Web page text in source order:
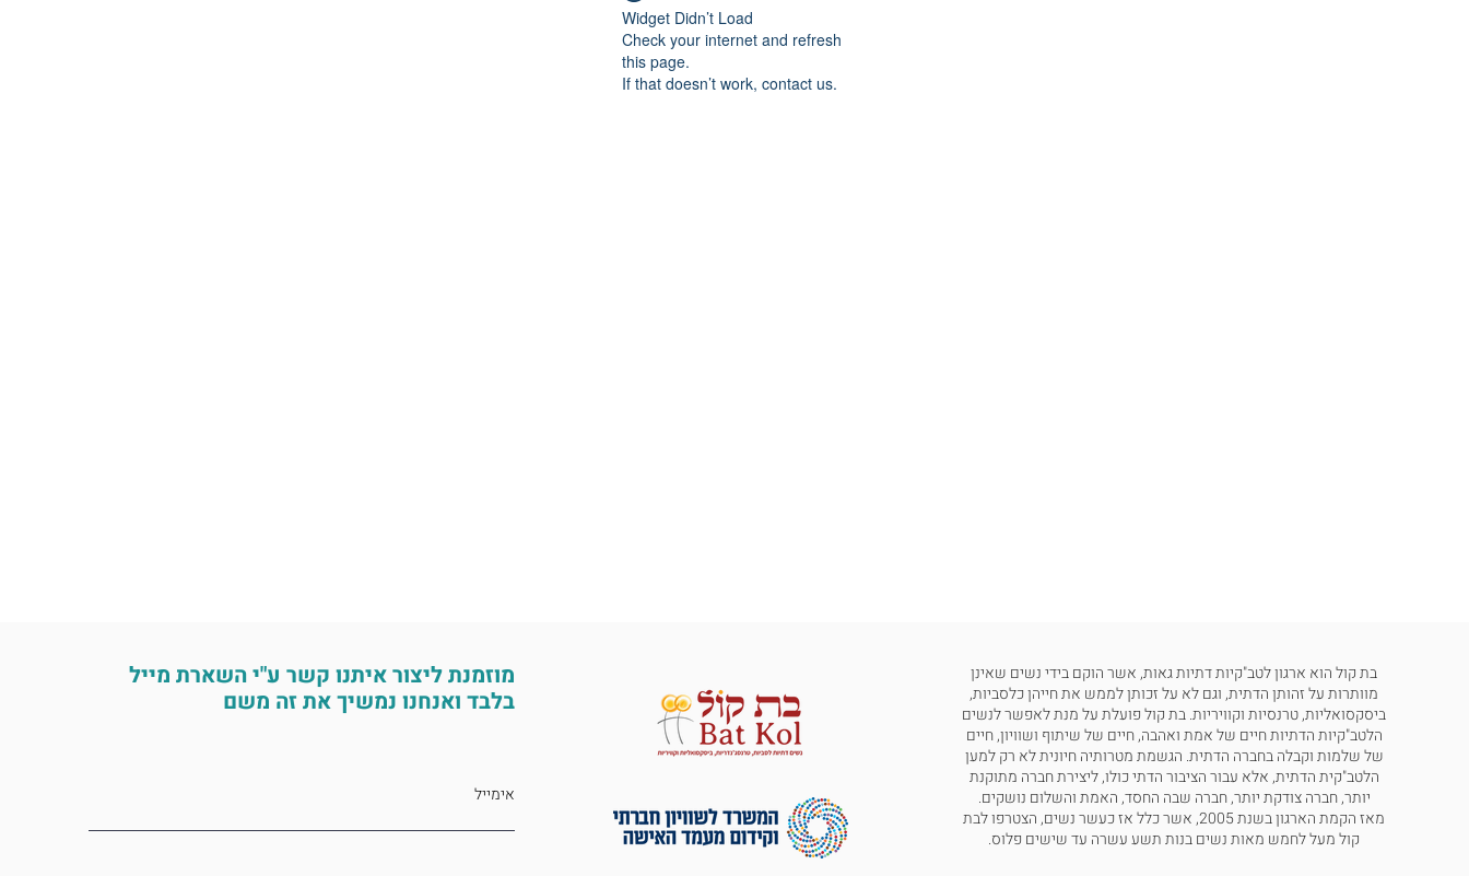
Widget Didn’t Load
Check your internet and refresh
this page.
If that doesn’t work, contact us.
מוזמנת ליצור איתנו קשר ע"י השארת מייל
בלבד ואנחנו נמשיך את זה משם
בת קול הוא ארגון לטב"קיות דתיות גאות, אשר הוקם בידי נשים שאינן
מוותרות על זהותן הדתית, וגם לא על זכותן לממש את חייהן כלסביות,
ביסקסואליות, טרנסיות וקוויריות. בת קול פועלת על מנת לאפשר לנשים
הלטב"קיות הדתיות חיים של אמת ואהבה, חיים של שיתוף ושוויון, חיים
של שלמות וקבלה בחברה הדתית. הגשמת מטרותיה חיונית לא רק למען
הלטב"קית הדתית, אלא עבור הציבור הדתי כולו, ליצירת חברה מתוקנת
יותר, חברה צודקת יותר, חברה שבה החסד, האמת והשלום נושקים.
מאז הקמת הארגון בשנת 2005, אשר כלל אז כעשר נשים, הצטרפו לבת
קול מעל לחמש מאות נשים בנות תשע עשרה עד שישים פלוס.